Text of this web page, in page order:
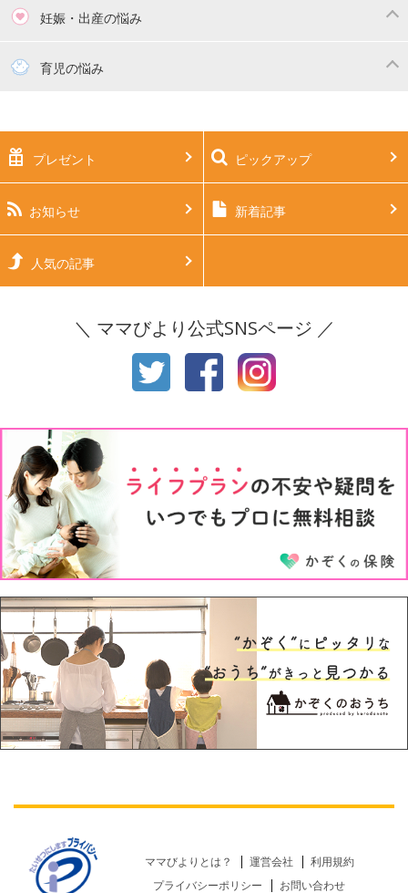
妊娠・出産の悩み
妊活 育児の悩み
生後2ヶ月 生後3ヶ月
生後4ヶ月 生後5ヶ月
生後6ヶ月
生後11ヶ月
3才
5才 6才
プレゼント ピックアップ
お知らせ 新着記事
人気の記事
＼ ママびより公式SNSページ ／
ママびよりとは？ 運営会社
利用規約
プライバシーポリシー
お問い合わせ